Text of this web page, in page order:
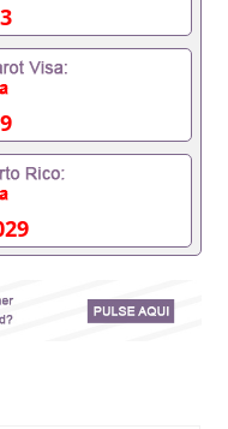
假的毕业证
要定居国外需要
单位/国企假的毕业
单位需要些什么材
能用吗, 挂科拿不到
没有正常毕业怎么
吗,您是否因为中
您是否因为
您是否因没正
证在校挂科了不想
找工作没
网上买文凭可靠
551190476国外本
可以办理澳洲毕